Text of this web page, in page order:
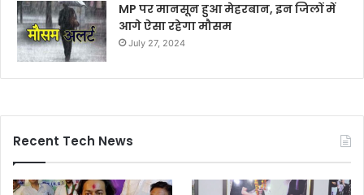
MP पर मानसून हुआ मेहरबान, इन जिलों में
आगे ऐसा रहेगा मौसम
July 27, 2024
Recent Tech News